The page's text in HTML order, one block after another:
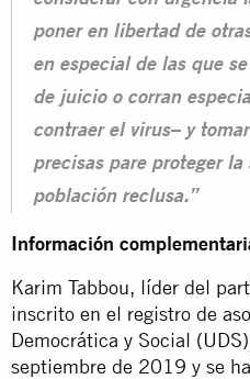
poner en libertad de
en especial de las que
de juicio o corran
contraer el virus– y
precisas pare proteger
población reclusa.”
Información
Karim Tabbou, líder del
inscrito en el registro de
Democrática y Social
septiembre de 2019 y se